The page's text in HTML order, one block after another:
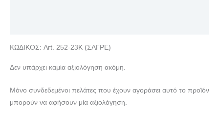
ΚΩΔΙΚΟΣ: Art. 252-23K (ΣΑΓΡΕ)
Δεν υπάρχει καμία αξιολόγηση ακόμη.
Μόνο συνδεδεμένοι πελάτες που έχουν αγοράσει αυτό το προϊόν
μπορούν να αφήσουν μία αξιολόγηση.